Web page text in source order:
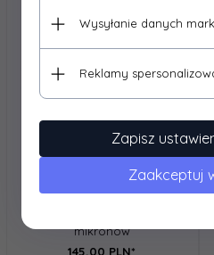
mikronów
145,00 PLN*
Wysyłanie danych
Reklamy
Zapisz
Zaakceptuj